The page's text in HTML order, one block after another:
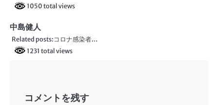
ョ
ン
1050 total views
中島健人
Related posts:コロナ感染者…
1231 total views
コメントを残す